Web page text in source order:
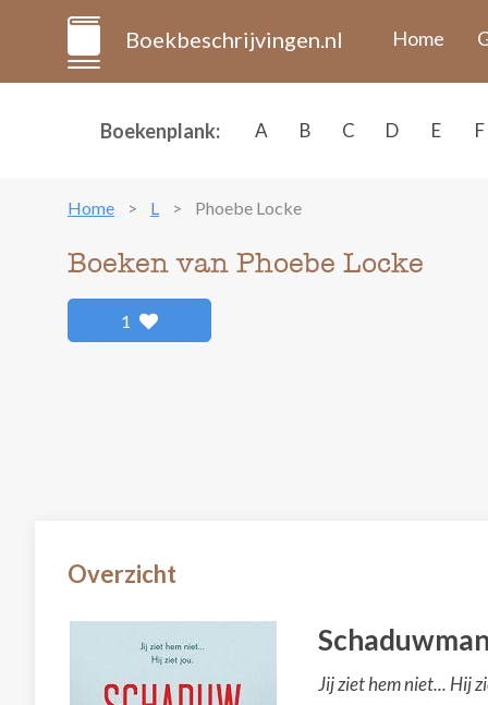
Boekbeschrijvingen.nl Home
Boekenplank: A B C D E F
Home L Phoebe Locke
Boeken van Phoebe Locke
1
Overzicht
Schaduwman
Jij ziet hem niet... Hij